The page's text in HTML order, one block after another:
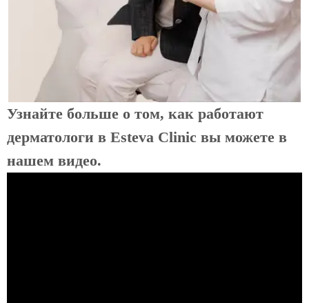
Узнайте больше о том, как работают
дерматологи в Esteva Clinic вы можете в
нашем видео.